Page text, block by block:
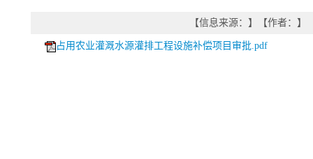
【信息来源： 】 【作者： 】
占用农业灌溉水源灌排工程设施补偿项目审批.pdf